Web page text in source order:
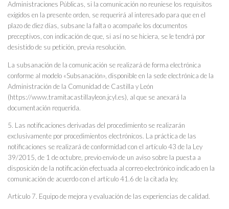
Administraciones Públicas, si la comunicación no reuniese los requisitos
exigidos en la presente orden, se requerirá al interesado para que en el
plazo de diez días, subsane la falta o acompañe los documentos
preceptivos, con indicación de que, si así no se hiciera, se le tendrá por
desistido de su petición, previa resolución.
La subsanación de la comunicación se realizará de forma electrónica
conforme al modelo «Subsanación», disponible en la sede electrónica de la
Administración de la Comunidad de Castilla y León
(https://www.tramitacastillayleon.jcyl.es), al que se anexará la
documentación requerida.
5. Las notificaciones derivadas del procedimiento se realizarán
exclusivamente por procedimientos electrónicos. La práctica de las
notificaciones se realizará de conformidad con el artículo 43 de la Ley
39/2015, de 1 de octubre, previo envío de un aviso sobre la puesta a
disposición de la notificación efectuada al correo electrónico indicado en la
comunicación de acuerdo con el artículo 41.6 de la citada ley.
Artículo 7. Equipo de mejora y evaluación de las experiencias de calidad.